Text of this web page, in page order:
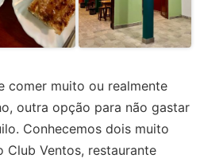
comer muito ou realmente
outra opção para não gastar
Conhecemos dois muito
Club Ventos, restaurante